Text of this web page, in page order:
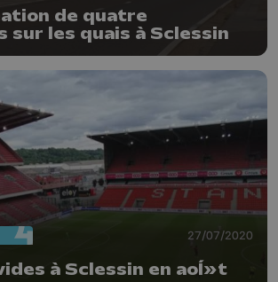
de quatre
sur les quais à Sclessin
27/07/2020
à Sclessin en aoÍ»t